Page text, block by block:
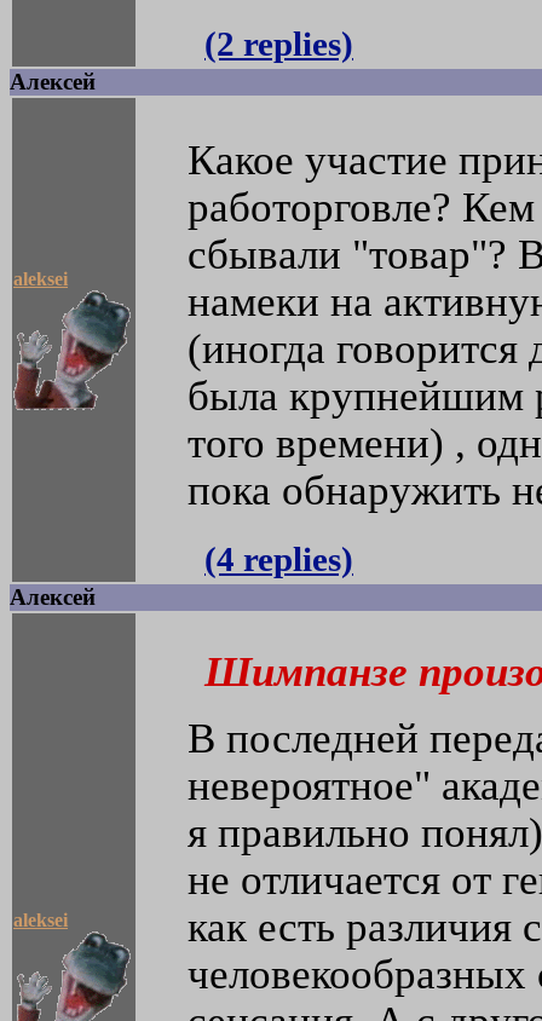
(2 replies)
Алексей
aleksei
Какое участие
работорговле?
сбывали "товар"?
намеки на
(иногда говорится
была крупнейшим
того времени) ,
пока обнаружить
(4 replies)
Алексей
aleksei
Шимпанзе
В последней
невероятное"
я правильно
не отличается от
как есть различия